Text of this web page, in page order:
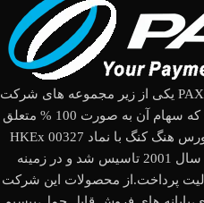
شرکت (PAX Technology Limited (PAX یکی از زیر مجموعه های شرکت
PAX Global Technology Ltd. است که سهام آن به صورت 100 % متعلق
به آن است و از دسامبر 2010 در بورس هنگ کنگ با نماد HKEx 00327
شناخته می شود.شرکت PAX در سال 2001 تاسیس شد و در زمینه
پرداخت.از محصولات این شرکت